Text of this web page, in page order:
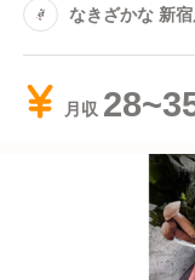
なきざかな 新
月収